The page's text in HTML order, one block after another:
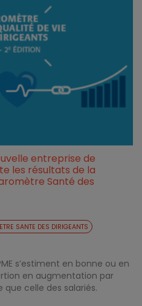
entreprise de
les résultats de la
Santé des
SANTE DES DIRIGEANTS
s’estiment en bonne ou en
en augmentation par
que celle des salariés.